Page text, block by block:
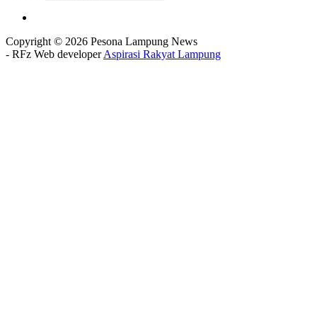
Copyright © 2026 Pesona Lampung News
- RFz Web developerAspirasi Rakyat Lampung